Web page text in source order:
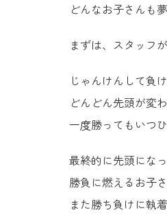
どんなお子さんも
まずは、スタッフ
じゃんけんして負
どんどん先頭が変
一度勝ってもいつ
最終的に先頭にな
勝負に燃えるお子
また勝ち負けに執